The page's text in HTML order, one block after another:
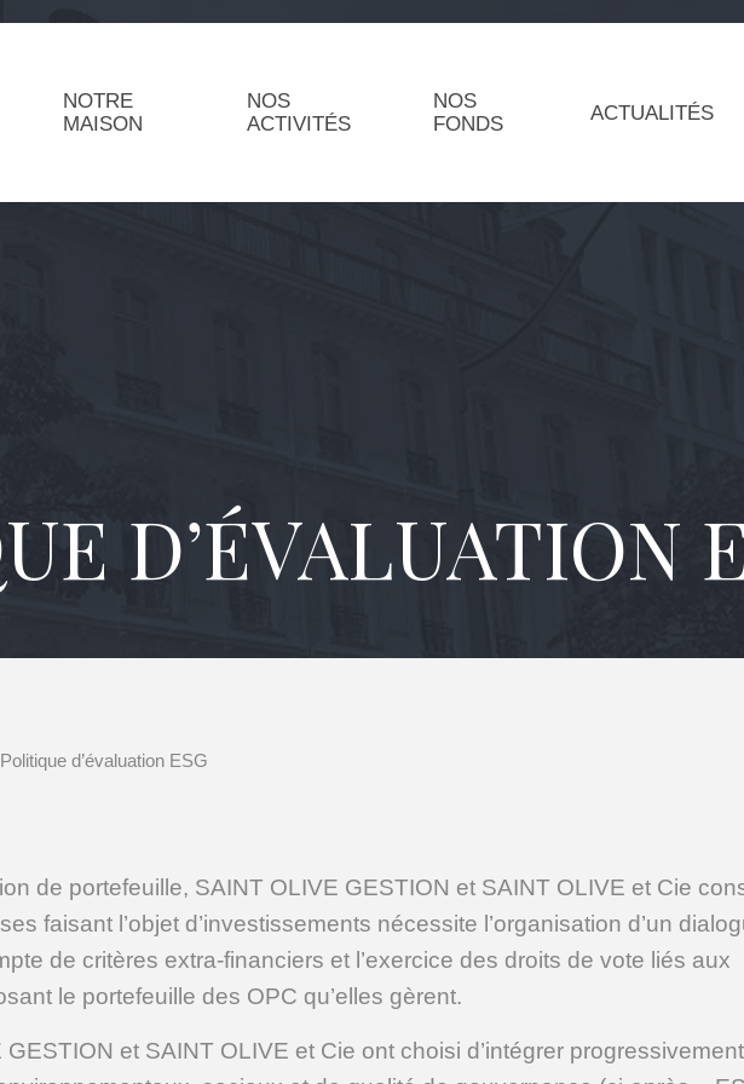
NOTRE
MAISON
NOS
ACTIVITÉS
NOS
FONDS
ACTUALITÉS
D’ÉVALUATION
Politique d’évaluation ESG
de portefeuille, SAINT OLIVE GESTION et SAINT OLIVE et Cie
faisant l’objet d’investissements nécessite l’organisation d’un
de critères extra-financiers et l’exercice des droits de vote liés aux
le portefeuille des OPC qu’elles gèrent.
et SAINT OLIVE et Cie ont choisi d’intégrer